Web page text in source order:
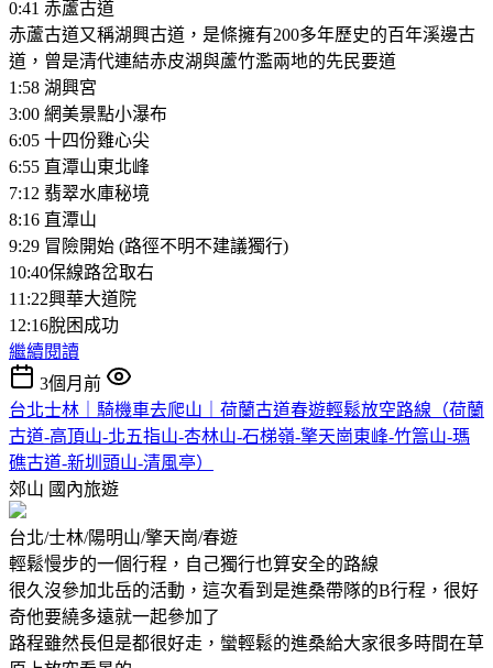
0:41 赤蘆古道
赤蘆古道又稱湖興古道，是條擁有200多年歷史的百年溪邊古
道，曾是清代連結赤皮湖與蘆竹濫兩地的先民要道
1:58 湖興宮
3:00 網美景點小瀑布
6:05 十四份雞心尖
6:55 直潭山東北峰
7:12 翡翠水庫秘境
8:16 直潭山
9:29 冒險開始 (路徑不明不建議獨行)
10:40保線路岔取右
11:22興華大道院
12:16脫困成功
繼續閱讀
3個月前
台北士林｜騎機車去爬山｜荷蘭古道春遊輕鬆放空路線（荷蘭
古道-高頂山-北五指山-杏林山-石梯嶺-擎天崗東峰-竹篙山-瑪
礁古道-新圳頭山-清風亭）
郊山 國內旅遊
台北/士林/陽明山/擎天崗/春遊
輕鬆慢步的一個行程，自己獨行也算安全的路線
很久沒參加北岳的活動，這次看到是進桑帶隊的B行程，很好
奇他要繞多遠就一起參加了
路程雖然長但是都很好走，蠻輕鬆的進桑給大家很多時間在草